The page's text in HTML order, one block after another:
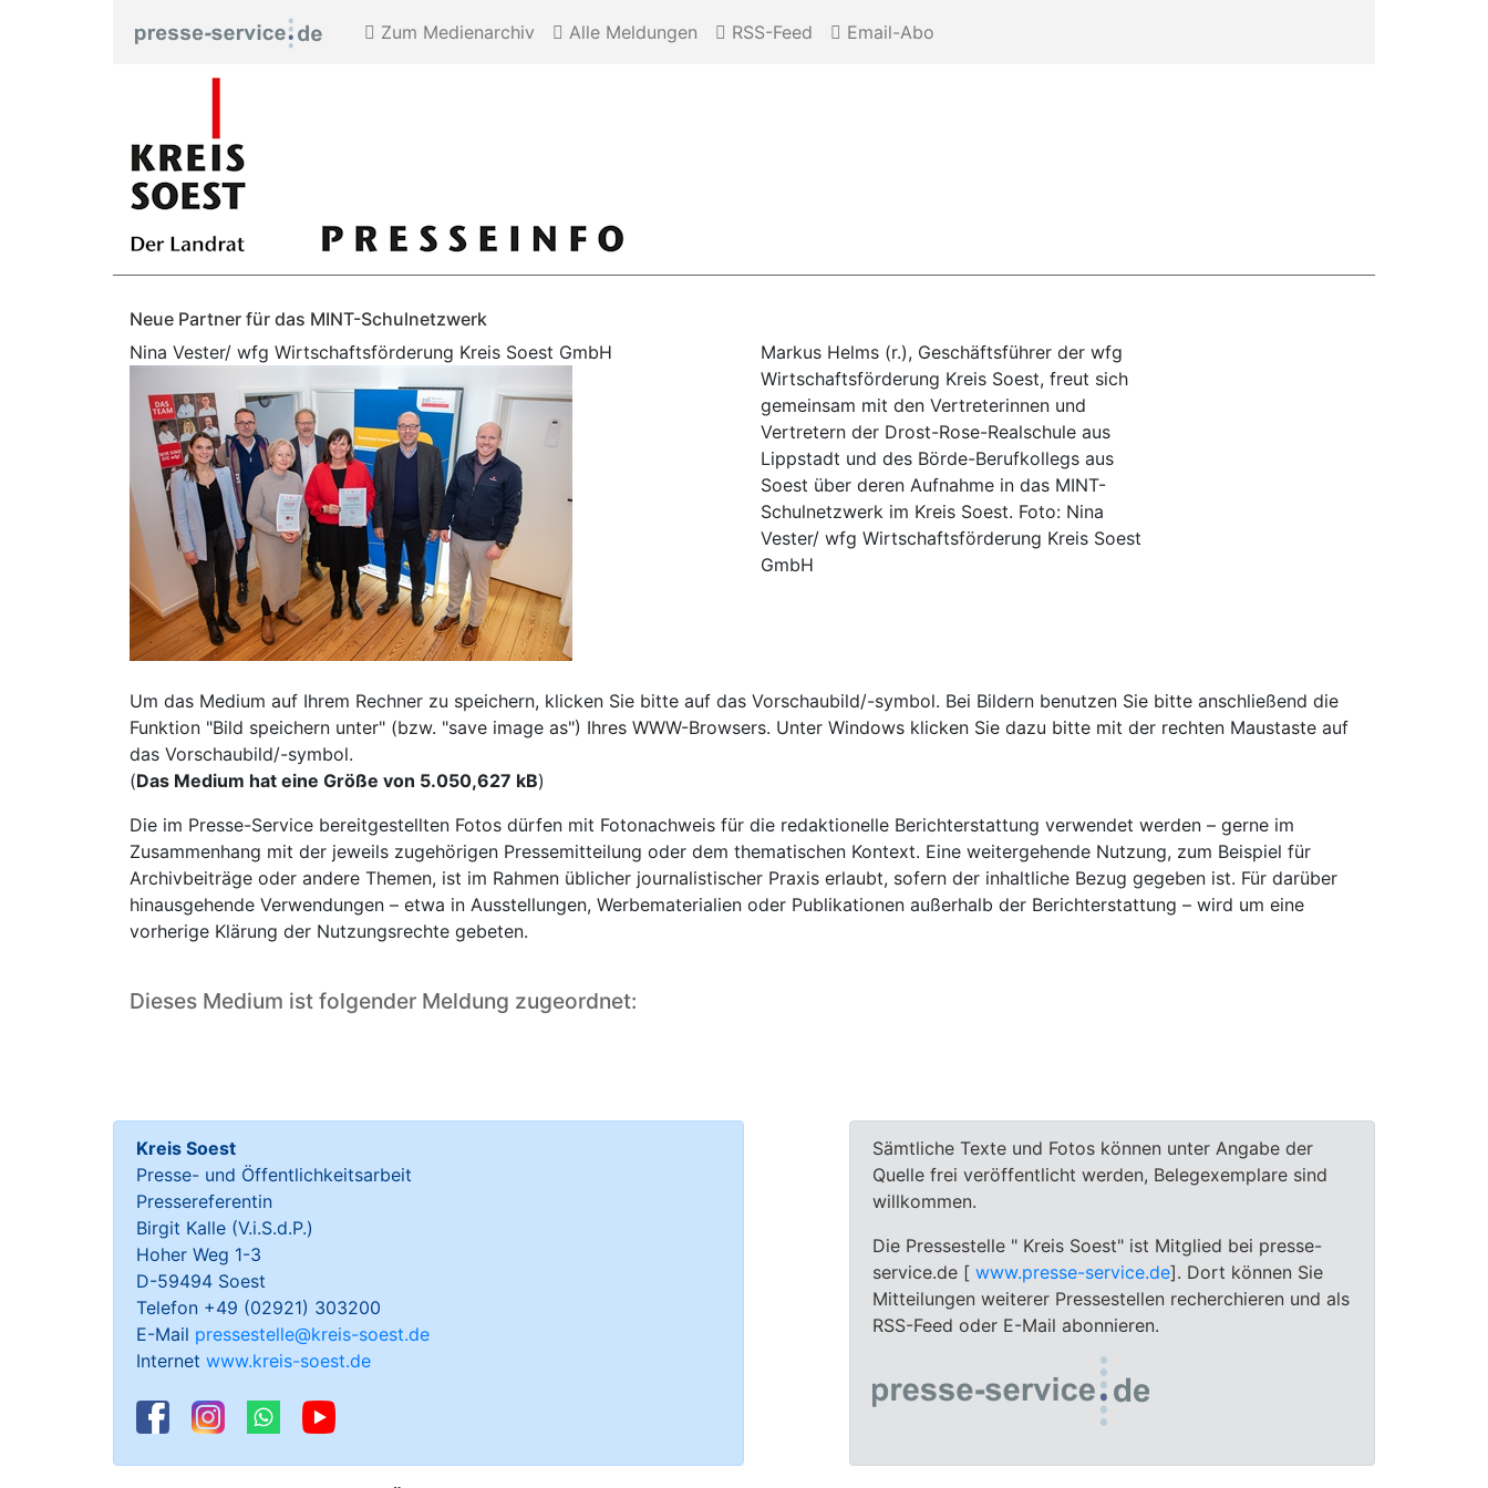
Zum Medienarchiv Alle Meldungen RSS-Feed Email-Abo
Neue Partner für das MINT-Schulnetzwerk
Nina Vester/ wfg Wirtschaftsförderung Kreis Soest GmbH
Markus Helms (r.), Geschäftsführer der wfg
Wirtschaftsförderung Kreis Soest, freut sich
gemeinsam mit den Vertreterinnen und
Vertretern der Drost-Rose-Realschule aus
Lippstadt und des Börde-Berufkollegs aus
Soest über deren Aufnahme in das MINT-
Schulnetzwerk im Kreis Soest. Foto: Nina
Vester/ wfg Wirtschaftsförderung Kreis Soest
GmbH
Um das Medium auf Ihrem Rechner zu speichern, klicken Sie bitte auf das Vorschaubild/-symbol. Bei Bildern benutzen Sie bitte anschließend die
Funktion "Bild speichern unter" (bzw. "save image as") Ihres WWW-Browsers. Unter Windows klicken Sie dazu bitte mit der rechten Maustaste auf
das Vorschaubild/-symbol.
(Das Medium hat eine Größe von 5.050,627 kB)
Die im Presse-Service bereitgestellten Fotos dürfen mit Fotonachweis für die redaktionelle Berichterstattung verwendet werden – gerne im
Zusammenhang mit der jeweils zugehörigen Pressemitteilung oder dem thematischen Kontext. Eine weitergehende Nutzung, zum Beispiel für
Archivbeiträge oder andere Themen, ist im Rahmen üblicher journalistischer Praxis erlaubt, sofern der inhaltliche Bezug gegeben ist. Für darüber
hinausgehende Verwendungen – etwa in Ausstellungen, Werbematerialien oder Publikationen außerhalb der Berichterstattung – wird um eine
vorherige Klärung der Nutzungsrechte gebeten.
Dieses Medium ist folgender Meldung zugeordnet:
Kreis Soest
Presse- und Öffentlichkeitsarbeit
Pressereferentin
Birgit Kalle (V.i.S.d.P.)
Hoher Weg 1-3
D-59494 Soest
Telefon +49 (02921) 303200
E-Mail pressestelle@kreis-soest.de
Internet www.kreis-soest.de
Sämtliche Texte und Fotos können unter Angabe der
Quelle frei veröffentlicht werden, Belegexemplare sind
willkommen.
Die Pressestelle " Kreis Soest" ist Mitglied bei presse-
service.de [ www.presse-service.de]. Dort können Sie
Mitteilungen weiterer Pressestellen recherchieren und als
RSS-Feed oder E-Mail abonnieren.